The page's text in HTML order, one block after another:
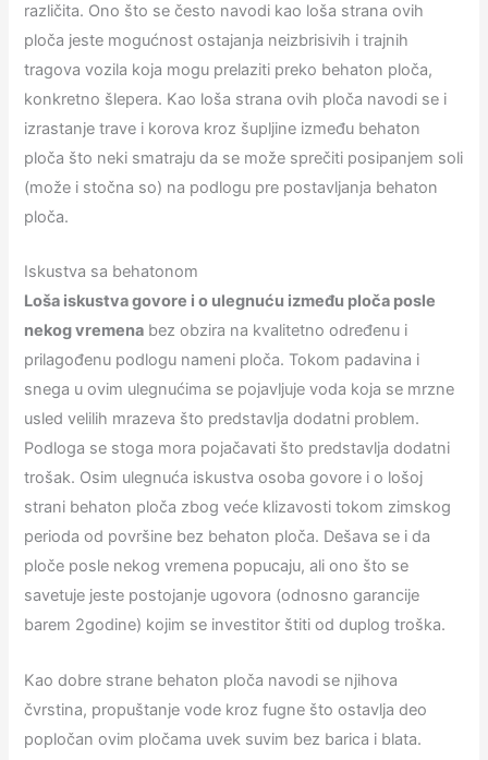
različita. Ono što se često navodi kao loša strana ovih
ploča jeste mogućnost ostajanja neizbrisivih i trajnih
tragova vozila koja mogu prelaziti preko behaton ploča,
konkretno šlepera. Kao loša strana ovih ploča navodi se i
izrastanje trave i korova kroz šupljine između behaton
ploča što neki smatraju da se može sprečiti posipanjem soli
(može i stočna so) na podlogu pre postavljanja behaton
ploča.
Iskustva sa behatonom
Loša iskustva govore i o ulegnuću između ploča posle
nekog vremena bez obzira na kvalitetno određenu i
prilagođenu podlogu nameni ploča. Tokom padavina i
snega u ovim ulegnućima se pojavljuje voda koja se mrzne
usled velilih mrazeva što predstavlja dodatni problem.
Podloga se stoga mora pojačavati što predstavlja dodatni
trošak. Osim ulegnuća iskustva osoba govore i o lošoj
strani behaton ploča zbog veće klizavosti tokom zimskog
perioda od površine bez behaton ploča. Dešava se i da
ploče posle nekog vremena popucaju, ali ono što se
savetuje jeste postojanje ugovora (odnosno garancije
barem 2godine) kojim se investitor štiti od duplog troška.
Kao dobre strane behaton ploča navodi se njihova
čvrstina, propuštanje vode kroz fugne što ostavlja deo
popločan ovim pločama uvek suvim bez barica i blata.